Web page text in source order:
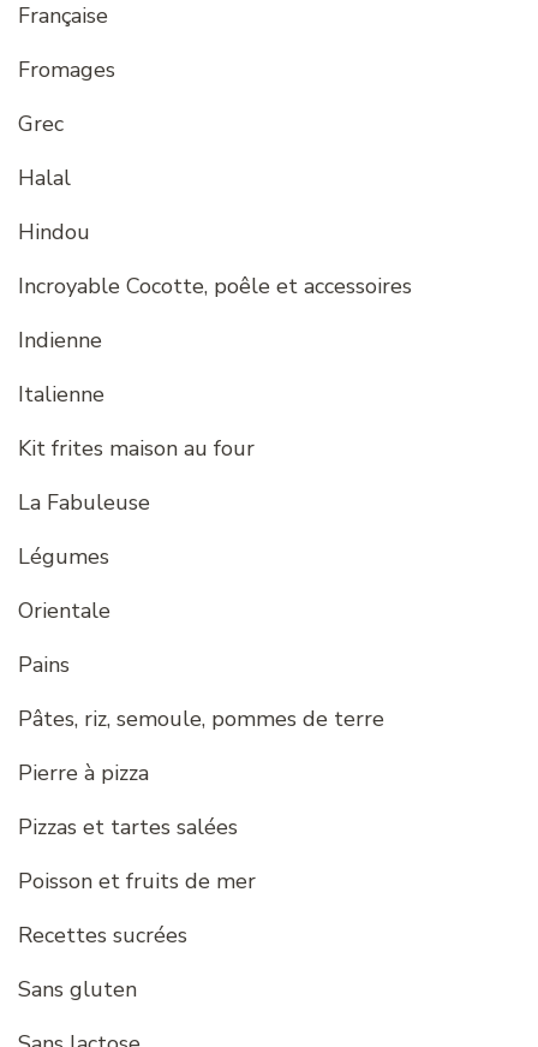
Française
Fromages
Grec
Halal
Hindou
Incroyable Cocotte, poêle et accessoires
Indienne
Italienne
Kit frites maison au four
La Fabuleuse
Légumes
Orientale
Pains
Pâtes, riz, semoule, pommes de terre
Pierre à pizza
Pizzas et tartes salées
Poisson et fruits de mer
Recettes sucrées
Sans gluten